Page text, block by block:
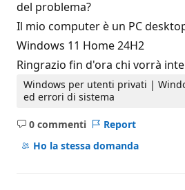
del problema?
Il mio computer è un PC
Windows 11 Home 24H2
Ringrazio fin d'ora chi vorrà
Windows per utenti privati |
ed errori di sistema
0 commenti
Nessun
commento
Report
Ho la stessa domanda